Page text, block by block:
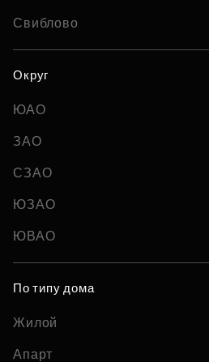
Свиблово
Округ
ЮАО
ЗАО
СЗАО
ЮЗАО
ЮВАО
По типу дома
Жилой
Апарт